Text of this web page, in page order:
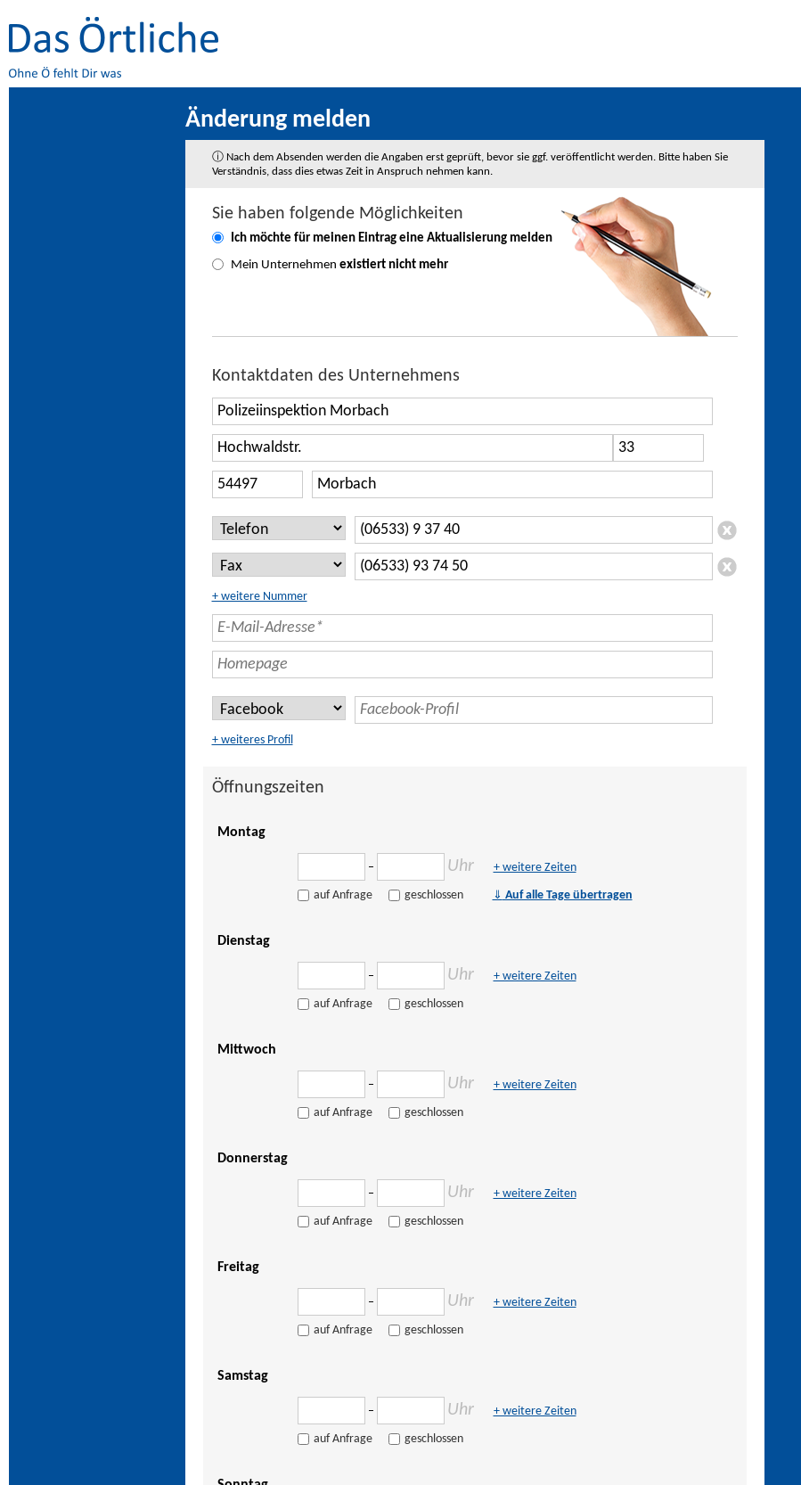
Änderung melden
ⓘ Nach dem Absenden werden die Angaben erst geprüft, bevor sie ggf. veröffentlicht werden. Bitte haben Sie
Verständnis, dass dies etwas Zeit in Anspruch nehmen kann.
Sie haben folgende Möglichkeiten
Ich möchte für meinen Eintrag eine Aktualisierungmelden
Mein Unternehmen existiert nicht mehr
Kontaktdaten des Unternehmens
+ weitere Nummer
+ weiteres Profil
Öffnungszeiten
Montag
– Uhr + weitere Zeiten
auf Anfrage geschlossen ⇓ Auf alle Tage übertragen
Dienstag
– Uhr + weitere Zeiten
auf Anfrage geschlossen
Mittwoch
– Uhr + weitere Zeiten
auf Anfrage geschlossen
Donnerstag
– Uhr + weitere Zeiten
auf Anfrage geschlossen
Freitag
– Uhr + weitere Zeiten
auf Anfrage geschlossen
Samstag
– Uhr + weitere Zeiten
auf Anfrage geschlossen